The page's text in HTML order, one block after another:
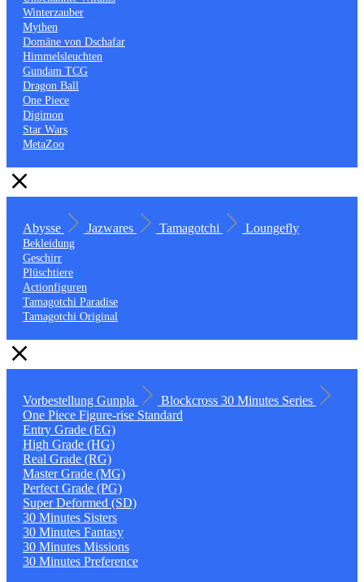
Winterzauber
Mythen
Domäne von Dschafar
Himmelsleuchten
Gundam TCG
Dragon Ball
One Piece
Digimon
Star Wars
MetaZoo
Abysse Jazwares Tamagotchi Loungefly
Bekleidung
Geschirr
Plüschtiere
Actionfiguren
Tamagotchi Paradise
Tamagotchi Original
Vorbestellung Gunpla Blockcross 30 Minutes Series
One Piece Figure-rise Standard
Entry Grade (EG)
High Grade (HG)
Real Grade (RG)
Master Grade (MG)
Perfect Grade (PG)
Super Deformed (SD)
30 Minutes Sisters
30 Minutes Fantasy
30 Minutes Missions
30 Minutes Preference